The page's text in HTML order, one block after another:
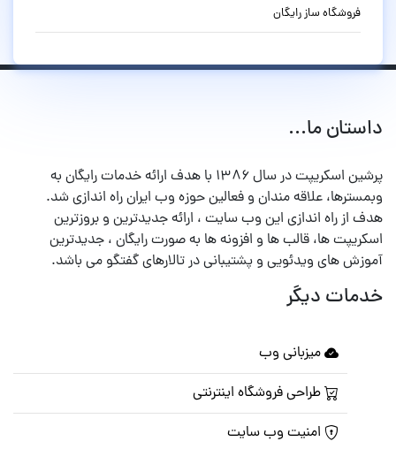
فروشگاه ساز رایگان
داستان ما...
پرشین اسکریپت در سال ۱۳۸۶ با هدف ارائه خدمات رایگان به
وبمسترها، علاقه مندان و فعالین حوزه وب ایران راه اندازی شد.
هدف از راه اندازی این وب سایت ، ارائه جدیدترین و بروزترین
اسکریپت ها، قالب ها و افزونه ها به صورت رایگان ، جدیدترین
آموزش های ویدئویی و پشتیبانی در تالارهای گفتگو می باشد.
خدمات دیگر
میزبانی وب
طراحی فروشگاه اینترنتی
امنیت وب سایت